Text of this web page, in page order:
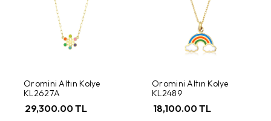
Oromini Altın Kolye
KL2627A
29,300.00 TL
Oromini Altın Kolye
KL2489
18,100.00 TL